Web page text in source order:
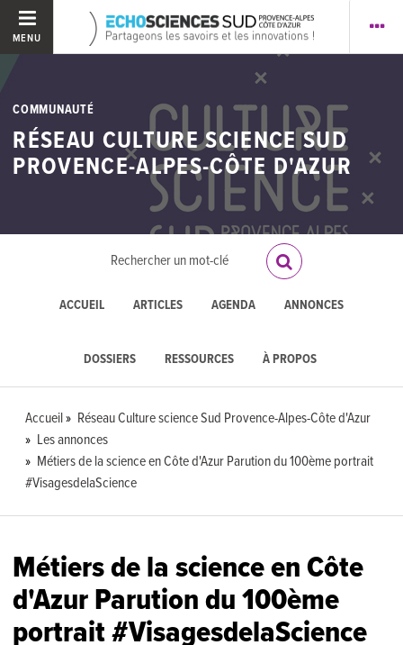
MENU
COMMUNAUTÉ
RÉSEAU CULTURE SCIENCE SUD
PROVENCE-ALPES-CÔTE D'AZUR
ACCUEIL ARTICLES AGENDA ANNONCES
DOSSIERS RESSOURCES À PROPOS
Accueil
Réseau Culture science Sud Provence-Alpes-Côte d'Azur
Les annonces
Métiers de la science en Côte d'Azur Parution du 100ème portrait
#VisagesdelaScience
Métiers de la science en Côte
d'Azur Parution du 100ème
portrait #VisagesdelaScience